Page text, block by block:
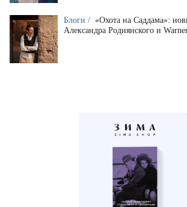
Блоги / «Охота на Саддама»:
Александра Роднянского и